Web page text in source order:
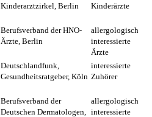
Kinderarztzirkel, Berlin
Kinderärzte
Berufsverband der HNO-
Ärzte, Berlin
allergologisch
interessierte
Ärzte
Deutschlandfunk,
Gesundheitsratgeber, Köln
interessierte
Zuhörer
Berufsverband der
Deutschen Dermatologen,
allergologisch
interessierte